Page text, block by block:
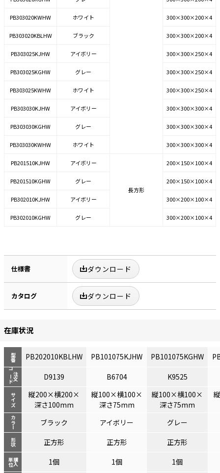
PB303020KWHW ホワイト 300×300×200×4
PB303020KBLHW ブラック 300×300×200×4
PB303025KJHW アイボリー 300×300×250×4
PB303025KGHW グレー 300×300×250×4
PB303025KWHW ホワイト 300×300×250×4
PB303030KJHW アイボリー 300×300×300×4
PB303030KGHW グレー 300×300×300×4
PB303030KWHW ホワイト 300×300×300×4
PB201510KJHW アイボリー
長方形
200×150×100×4
PB201510KGHW グレー 200×150×100×4
PB302010KJHW アイボリー 300×200×100×4
PB302010KGHW グレー 300×200×100×4
仕様書 ダウンロード
カタログ ダウンロード
在庫状況
型番
注文
コード
サイズ
カラー
形状
購入
単位
PB202010KBLHW PB101075KJHW PB101075KGHW
D9139 B6704
K9525
縦200×横200×
深さ100mm
縦100×横100×
深さ75mm
縦100×横100×
深さ75mm
ブラック アイボリー
グレー
正方形
正方形
正方形
1個
1個
1個